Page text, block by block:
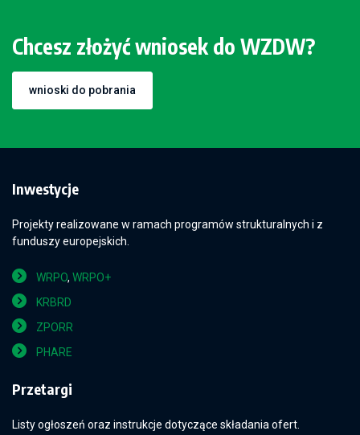
Chcesz złożyć wniosek do WZDW?
wnioski do pobrania
Inwestycje
Projekty realizowane w ramach programów strukturalnych i z
funduszy europejskich.
WRPO, WRPO+
KRBRD
ZPORR
PHARE
Przetargi
Listy ogłoszeń oraz instrukcje dotyczące składania ofert.